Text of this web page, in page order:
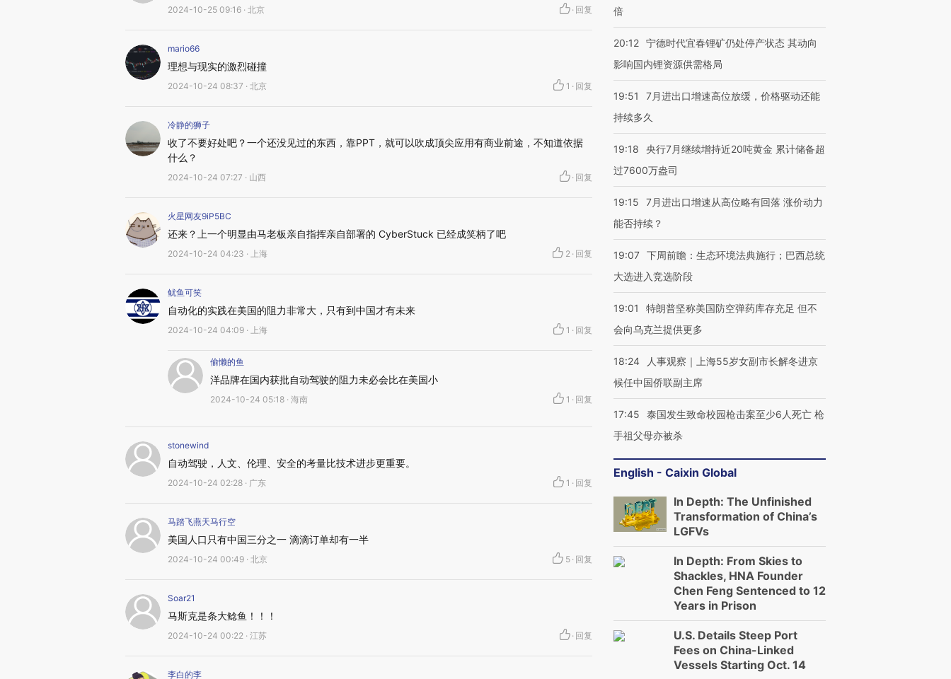
2024-10-25 09:16 · 北京 · 回复
mario66
理想与现实的激烈碰撞
2024-10-24 08:37 · 北京 1 · 回复
冷静的狮子
收了不要好处吧？一个还没见过的东西，靠PPT，就可以吹成顶尖应用有商业前途，不知道依据
什么？
2024-10-24 07:27 · 山西 · 回复
火星网友9iP5BC
还来？上一个明显由马老板亲自指挥亲自部署的 CyberStuck 已经成笑柄了吧
2024-10-24 04:23 · 上海 2 · 回复
鱿鱼可笑
自动化的实践在美国的阻力非常大，只有到中国才有未来
2024-10-24 04:09 · 上海 1 · 回复
偷懒的鱼
洋品牌在国内获批自动驾驶的阻力未必会比在美国小
2024-10-24 05:18 · 海南 1 · 回复
stonewind
自动驾驶，人文、伦理、安全的考量比技术进步更重要。
2024-10-24 02:28 · 广东 1 · 回复
马踏飞燕天马行空
美国人口只有中国三分之一 滴滴订单却有一半
2024-10-24 00:49 · 北京 5 · 回复
Soar21
马斯克是条大鲶鱼！！！
2024-10-24 00:22 · 江苏 · 回复
李白的李
倍
20:12 宁德时代宜春锂矿仍处停产状态 其动向
影响国内锂资源供需格局
19:51
7月进出口增速高位放缓，价格驱动还能
持续多久
19:18
央行7月继续增持近20吨黄金 累计储备超
过7600万盎司
19:15
7月进出口增速从高位略有回落 涨价动力
能否持续？
19:07 下周前瞻：生态环境法典施行；巴西总统
大选进入竞选阶段
19:01
特朗普坚称美国防空弹药库存充足 但不
会向乌克兰提供更多
18:24
人事观察｜上海55岁女副市长解冬进京
候任中国侨联副主席
17:45
泰国发生致命校园枪击案至少6人死亡 枪
手祖父母亦被杀
English - Caixin Global
In Depth: The Unfinished
Transformation of China’s
LGFVs
In Depth: From Skies to
Shackles, HNA Founder
Chen Feng Sentenced to 12
Years in Prison
U.S. Details Steep Port
Fees on China-Linked
Vessels Starting Oct. 14